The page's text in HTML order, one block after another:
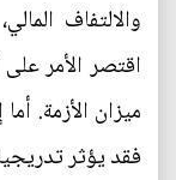
والالتفاف
اقتصر الأمر
ميزان الأزمة.
فقد يؤثر